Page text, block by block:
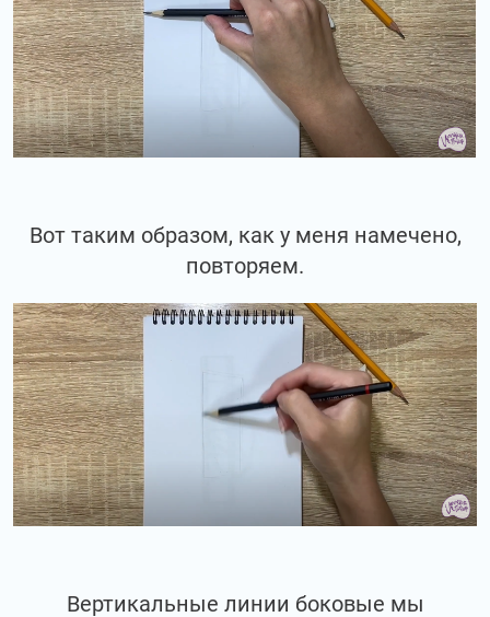
Вот таким образом, как у меня намечено,
повторяем.
Вертикальные линии боковые мы